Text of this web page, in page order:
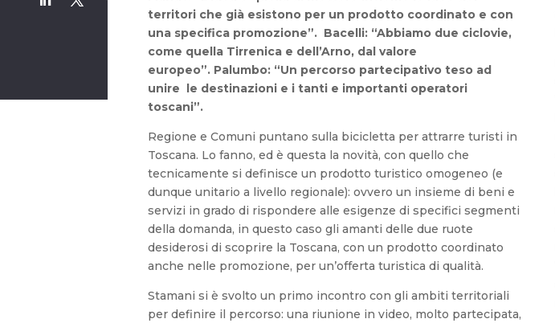
territori che già esistono per un prodotto coordinato e con
una specifica promozione”. Bacelli: “Abbiamo due ciclovie,
come quella Tirrenica e dell’Arno, dal valore
europeo”. Palumbo: “Un percorso partecipativo teso ad
unire le destinazioni e i tanti e importanti operatori
toscani”.
Regione e Comuni puntano sulla bicicletta per attrarre turisti in
Toscana. Lo fanno, ed è questa la novità, con quello che
tecnicamente si definisce un prodotto turistico omogeneo (e
dunque unitario a livello regionale): ovvero un insieme di beni e
servizi in grado di rispondere alle esigenze di specifici segmenti
della domanda, in questo caso gli amanti delle due ruote
desiderosi di scoprire la Toscana, con un prodotto coordinato
anche nelle promozione, per un’offerta turistica di qualità.
Stamani si è svolto un primo incontro con gli ambiti territoriali
per definire il percorso: una riunione in video, molto partecipata,